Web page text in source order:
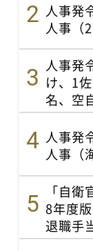
人事発
人事（
人事発
け、1
名、空
人事発
人事（
「自
8年度
退職手